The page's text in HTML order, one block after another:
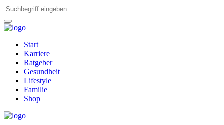
Start
Karriere
Ratgeber
Gesundheit
Lifestyle
Familie
Shop